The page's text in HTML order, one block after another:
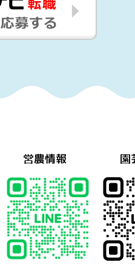
営農情報 園